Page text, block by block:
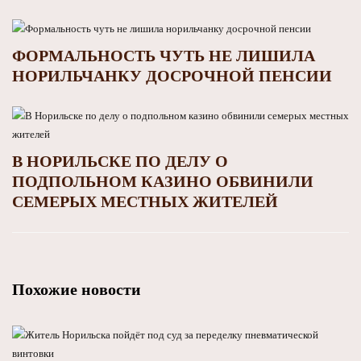
ФОРМАЛЬНОСТЬ ЧУТЬ НЕ ЛИШИЛА
НОРИЛЬЧАНКУ ДОСРОЧНОЙ ПЕНСИИ
В НОРИЛЬСКЕ ПО ДЕЛУ О
ПОДПОЛЬНОМ КАЗИНО ОБВИНИЛИ
СЕМЕРЫХ МЕСТНЫХ ЖИТЕЛЕЙ
Похожие новости